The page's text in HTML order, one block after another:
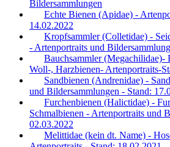
Bildersammlungen
Echte Bienen (Apidae) -
14.02.2022
Kropfsammler (Colletidae) -
- Artenportraits und
Bauchsammler (Megachilidae)-
Woll-, Harzbienen- Artenportraits-
Sandbienen (Andrenidae) -
und Bildersammlungen - Stand:
Furchenbienen (Halictidae) -
Schmalbienen - Artenportraits und
02.03.2022
Melittidae (kein dt. Name) -